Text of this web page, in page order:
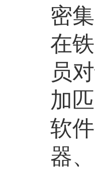
密
在
员
加
软
器